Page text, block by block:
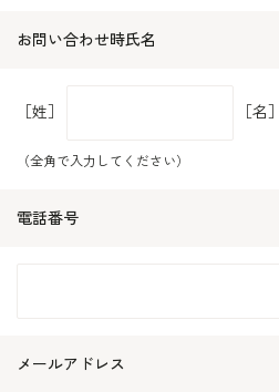
お問い合わせ時氏名
［姓］ ［名］
（全角で入力してください）
電話番号
メールアドレス